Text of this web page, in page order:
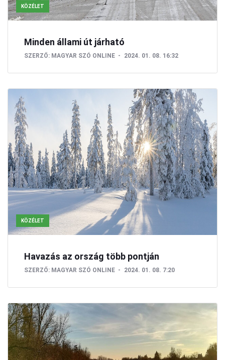
KÖZÉLET
Minden állami út járható
SZERZŐ: MAGYAR SZÓ ONLINE 2024. 01. 08. 16:32
KÖZÉLET
Havazás az ország több pontján
SZERZŐ: MAGYAR SZÓ ONLINE 2024. 01. 08. 7:20